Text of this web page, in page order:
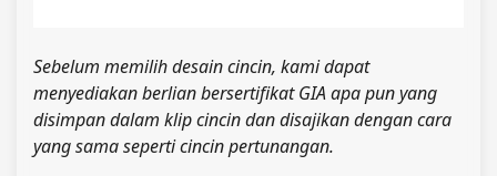
Sebelum memilih desain cincin, kami dapat
menyediakan berlian bersertifikat GIA apa pun yang
disimpan dalam klip cincin dan disajikan dengan cara
yang sama seperti cincin pertunangan.